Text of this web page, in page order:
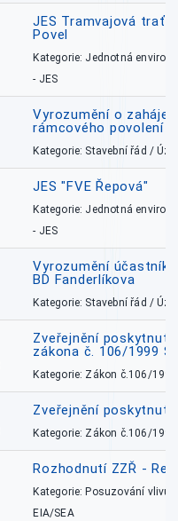
JES Tramvajová trať
Povel
Kategorie: Jednotná
- JES
Vyrozumění o
rámcového povolení
Kategorie: Stavební řád /
JES "FVE Řepová"
Kategorie: Jednotná
- JES
Vyrozumění
BD Fanderlíkova
Kategorie: Stavební řád /
Zveřejnění
zákona č. 106/1999
Kategorie: Zákon č.106/1999
Zveřejnění
Kategorie: Zákon č.106/1999
Rozhodnutí ZZŘ -
Kategorie: Posuzování vlivů
EIA/SEA